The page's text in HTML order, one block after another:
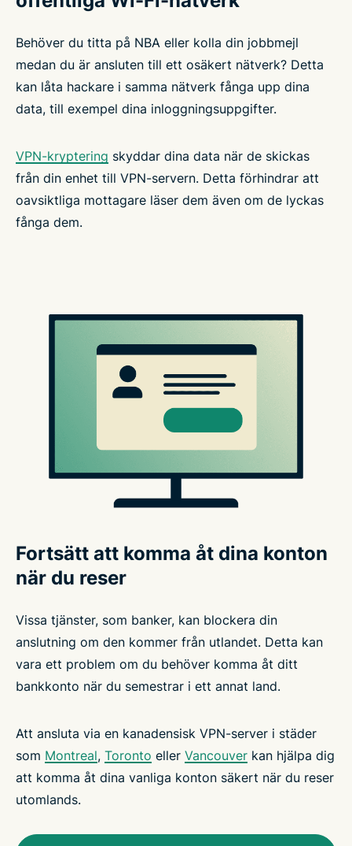
Behöver du titta på NBA eller kolla din jobbmejl
medan du är ansluten till ett osäkert nätverk? Detta
kan låta hackare i samma nätverk fånga upp dina
data, till exempel dina inloggningsuppgifter.
VPN-kryptering skyddar dina data när de skickas
från din enhet till VPN-servern. Detta förhindrar att
oavsiktliga mottagare läser dem även om de lyckas
fånga dem.
Fortsätt att komma åt dina konton
när du reser
Vissa tjänster, som banker, kan blockera din
anslutning om den kommer från utlandet. Detta kan
vara ett problem om du behöver komma åt ditt
bankkonto när du semestrar i ett annat land.
Att ansluta via en kanadensisk VPN-server i städer
som Montreal, Toronto eller Vancouver kan hjälpa dig
att komma åt dina vanliga konton säkert när du reser
utomlands.